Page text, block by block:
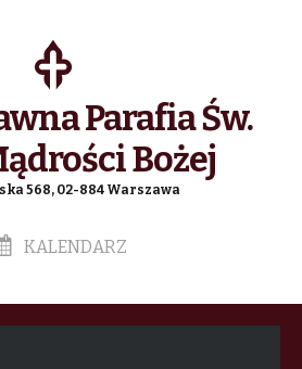
Parafia Św.
Bożej
568, 02-884 Warszawa
KALENDARZ